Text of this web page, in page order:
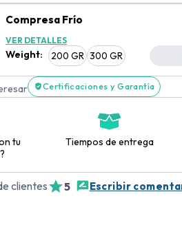
Compresa Frío
VER DETALLES
Weight: 200 GR 300 GR
Certificaciones y Garantía
tu
Tiempos de entrega
clientes 5 Escribir